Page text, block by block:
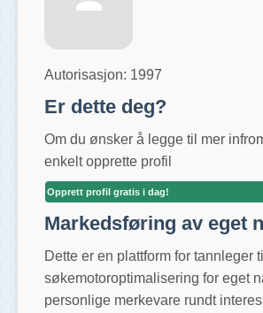
Autorisasjon: 1997
Er dette deg?
Om du ønsker å legge til mer
enkelt opprette profil
Opprett profil gratis i dag!
Markedsføring av eget
Dette er en plattform for tannleger
søkemotoroptimalisering for eget
personlige merkevare rundt